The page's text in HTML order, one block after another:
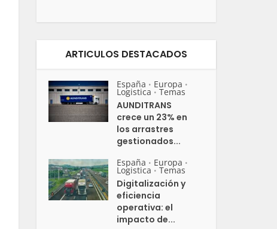
ARTICULOS DESTACADOS
España • Europa •
Logistica • Temas
AUNDITRANS
crece un 23% en
los arrastres
gestionados...
España • Europa •
Logistica • Temas
Digitalización y
eficiencia
operativa: el
impacto de...